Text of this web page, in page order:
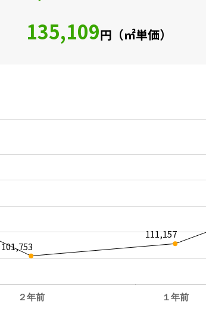
135,109円（㎡単価）
２年前 １年前
101,753
111,157